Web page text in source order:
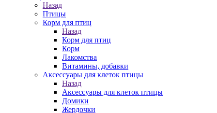
Назад
Птицы
Корм для птиц
Назад
Корм для птиц
Корм
Лакомства
Витамины, добавки
Аксессуары для клеток птицы
Назад
Аксессуары для клеток птицы
Домики
Жердочки